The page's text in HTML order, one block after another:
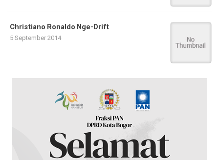
Christiano Ronaldo Nge-Drift
5 September 2014